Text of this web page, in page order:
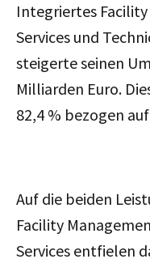
Integriertes
Services und
steigerte seinen
Milliarden Euro.
82,4 % bezogen
Auf die beiden
Facility
Services entfielen